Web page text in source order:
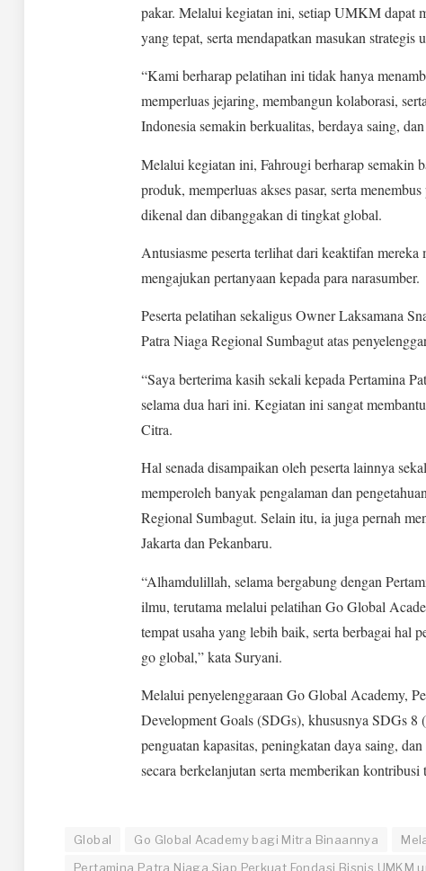
pakar. Melalui kegiatan ini, setiap UMKM dapat
yang tepat, serta mendapatkan masukan
“Kami berharap pelatihan ini tidak hanya
memperluas jejaring, membangun kolaborasi,
Indonesia semakin berkualitas, berdaya saing,
Melalui kegiatan ini, Fahrougi berharap
produk, memperluas akses pasar, serta
dikenal dan dibanggakan di tingkat global.
Antusiasme peserta terlihat dari keaktifan
mengajukan pertanyaan kepada para narasumber.
Peserta pelatihan sekaligus Owner Laksamana
Patra Niaga Regional Sumbagut atas
“Saya berterima kasih sekali kepada Pertamina
selama dua hari ini. Kegiatan ini sangat
Citra.
Hal senada disampaikan oleh peserta lainnya
memperoleh banyak pengalaman dan
Regional Sumbagut. Selain itu, ia juga pernah
Jakarta dan Pekanbaru.
“Alhamdulillah, selama bergabung dengan
ilmu, terutama melalui pelatihan Go Global
tempat usaha yang lebih baik, serta berbagai hal
go global,” kata Suryani.
Melalui penyelenggaraan Go Global Academy,
Development Goals (SDGs), khususnya SDGs
penguatan kapasitas, peningkatan daya saing,
secara berkelanjutan serta memberikan
Global Go Global Academy bagi Mitra Binaannya
Pertamina Patra Niaga Siap Perkuat Fondasi Bisnis UMKM